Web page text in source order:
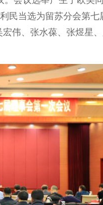
当选为留苏分会第七
伟、张水葆、张煜星